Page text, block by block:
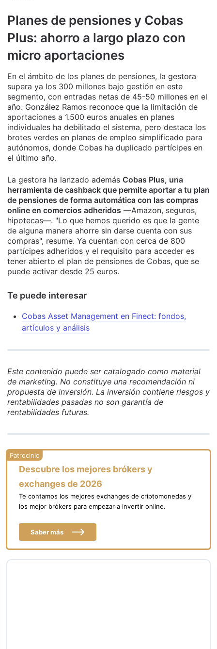
Planes de pensiones y Cobas
Plus: ahorro a largo plazo con
micro aportaciones
En el ámbito de los planes de pensiones, la gestora
supera ya los 300 millones bajo gestión en este
segmento, con entradas netas de 45-50 millones en el
año. González Ramos reconoce que la limitación de
aportaciones a 1.500 euros anuales en planes
individuales ha debilitado el sistema, pero destaca los
brotes verdes en planes de empleo simplificado para
autónomos, donde Cobas ha duplicado partícipes en
el último año.
La gestora ha lanzado además Cobas Plus, una
herramienta de cashback que permite aportar a tu plan
de pensiones de forma automática con las compras
online en comercios adheridos —Amazon, seguros,
hipotecas—. "Lo que hemos querido es que la gente
de alguna manera ahorre sin darse cuenta con sus
compras", resume. Ya cuentan con cerca de 800
partícipes adheridos y el requisito para acceder es
tener abierto el plan de pensiones de Cobas, que se
puede activar desde 25 euros.
Te puede interesar
Cobas Asset Management en Finect: fondos,
artículos y análisis
Este contenido puede ser catalogado como material
de marketing. No constituye una recomendación ni
propuesta de inversión. La inversión contiene riesgos y
rentabilidades pasadas no son garantía de
rentabilidades futuras.
Descubre los mejores brókers y
exchanges de 2026
Te contamos los mejores exchanges de criptomonedas y
los mejor brókers para empezar a invertir online.
Saber más